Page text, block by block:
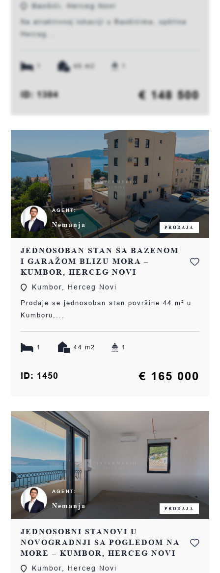
Baošići, Herceg Novi
Na atraktivnoj lokaciji u Baošićima, opština
Herceg...
ID: 1384 € 148 500
AGENT:
Nemanja PRODAJA
JEDNOSOBAN STAN SA BAZENOM
I GARAŽOM BLIZU MORA –
KUMBOR, HERCEG NOVI
Kumbor, Herceg Novi
Prodaje se jednosoban stan površine 44 m² u
Kumboru,...
1 44 m2 1
ID: 1450 € 165 000
AGENT:
Nemanja PRODAJA
JEDNOSOBNI STANOVI U
NOVOGRADNJI SA POGLEDOM NA
MORE – KUMBOR, HERCEG NOVI
Kumbor, Herceg Novi